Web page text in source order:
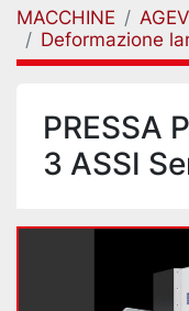
MACCHINE
Deformazione
PRESSA
3 ASSI